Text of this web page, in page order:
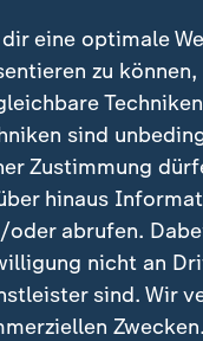
Bonn ist die
Verkehrsminister
eine optimale
zu
sind
Zustimmung
hinaus
oder abrufen.
nicht an
sind. Wir
Zwecken.